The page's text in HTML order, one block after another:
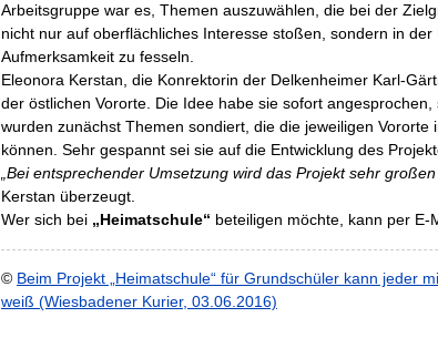
Arbeitsgruppe war es, Themen auszuwählen, die bei der
nicht nur auf oberflächliches Interesse stoßen, sondern in
Aufmerksamkeit zu fesseln.
Eleonora Kerstan, die Konrektorin der Delkenheimer Karl-
der östlichen Vororte. Die Idee habe sie sofort
wurden zunächst Themen sondiert, die die jeweiligen Vororte
können. Sehr gespannt sei sie auf die Entwicklung des
„Bei entsprechender Umsetzung wird das Projekt sehr
Kerstan überzeugt.
Wer sich bei „Heimatschule“ beteiligen möchte, kann per E-
© Beim Projekt „Heimatschule“ für Grundschüler kann jeder
weiß (Wiesbadener Kurier, 03.06.2016)